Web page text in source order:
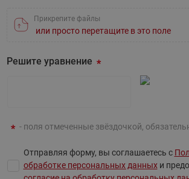
Прикрепите файлы
или просто перетащите в это поле
Решите уравнение
- поля отмеченные звёздочкой,
Отправляя форму, вы соглашаетесь с
обработке персональных данныхи